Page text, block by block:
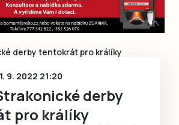
Přihlásit se
se přes Facebook
účet, chci se
Čtenáři píší
Speciální přílohy
derby tentokrát pro králíky
9. 2022 21:20
derby
pro králíky